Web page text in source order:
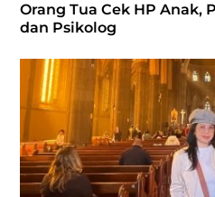
Orang Tua Cek HP Anak,
dan Psikolog